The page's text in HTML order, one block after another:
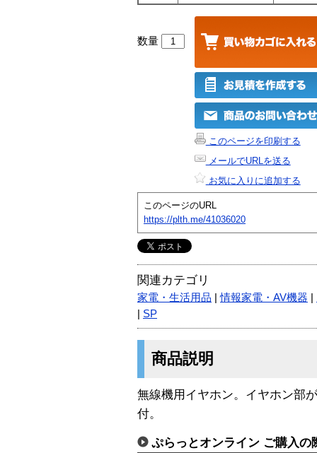
数量
このページを印刷する
メールでURLを送る
お気に入りに追加する
このページのURL
https://plth.me/41036020
関連カテゴリ
家電・生活用品 |情報家電・AV機器
SP
商品説明
無線機用イヤホン。イヤホン部
付。
ぷらっとオンライン ご購入の